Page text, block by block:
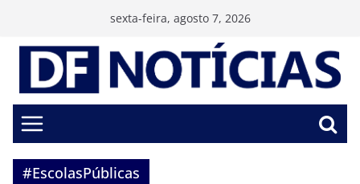
conteúdo
sexta-feira, agosto 7, 2026
#EscolasPúblicas